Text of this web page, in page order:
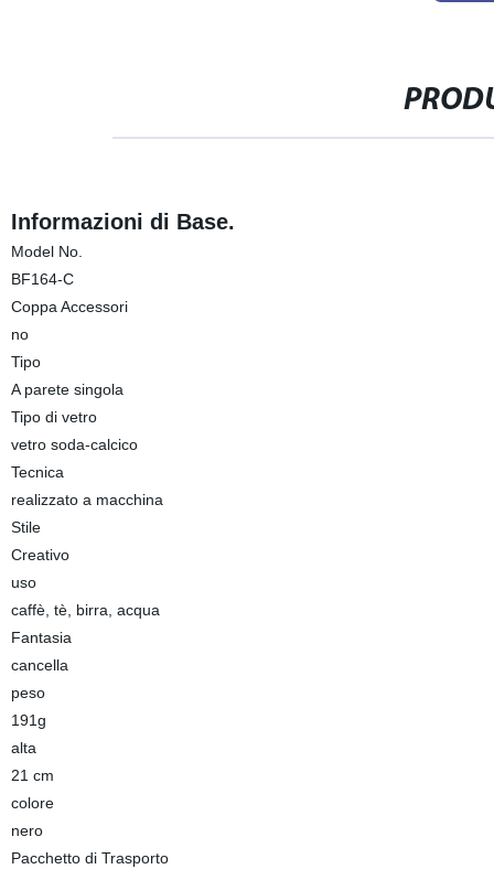
Informazioni di Base.
Model No.
BF164-C
Coppa Accessori
no
Tipo
A parete singola
Tipo di vetro
vetro soda-calcico
Tecnica
realizzato a macchina
Stile
Creativo
uso
caffè, tè, birra, acqua
Fantasia
cancella
peso
191g
alta
21 cm
colore
nero
Pacchetto di Trasporto